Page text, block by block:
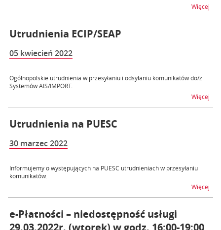
Więcej
Utrudnienia ECIP/SEAP
05 kwiecień 2022
Ogólnopolskie utrudnienia w przesyłaniu i odsyłaniu komunikatów do/z
Systemów AIS/IMPORT.
Więcej
Utrudnienia na PUESC
30 marzec 2022
Informujemy o występujących na PUESC utrudnieniach w przesyłaniu
komunikatów.
Więcej
e-Płatności – niedostępność usługi
29.03.2022r. (wtorek) w godz. 16:00-19:00